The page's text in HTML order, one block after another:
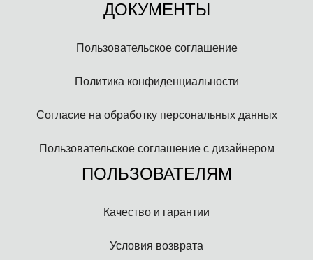
ДОКУМЕНТЫ
Пользовательское соглашение
Политика конфиденциальности
Согласие на обработку персональных данных
Пользовательское соглашение с дизайнером
ПОЛЬЗОВАТЕЛЯМ
Качество и гарантии
Условия возврата